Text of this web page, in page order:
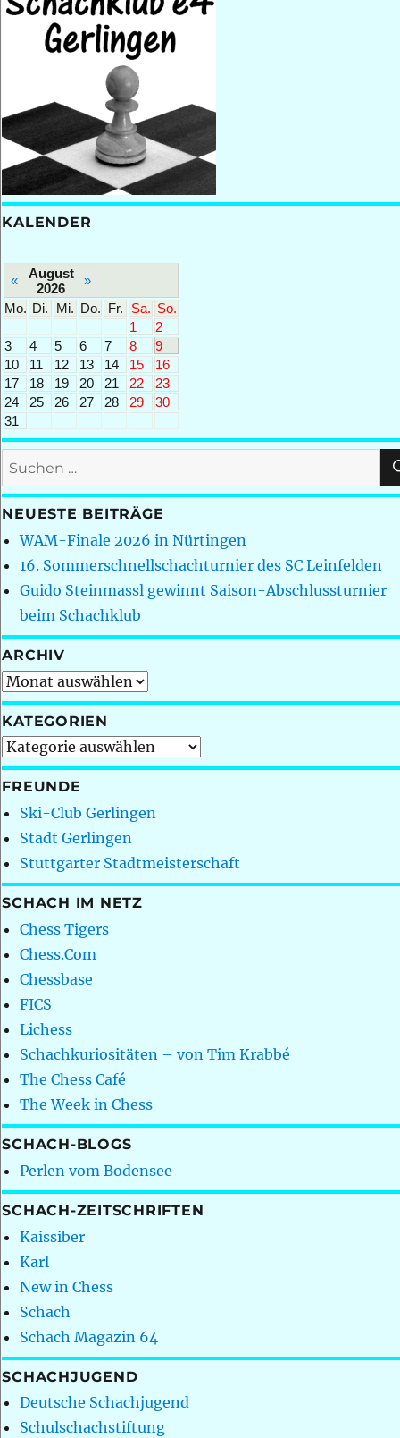
KALENDER
«
August
2026
»
Mo. Di. Mi. Do. Fr. Sa. So.
1
2
3
4 5 6 7 8
9
10
11 12 13 14 15
16
17
18 19 20 21 22
23
24
25 26 27 28 29
30
31
Suchen
nach:
NEUESTE BEITRÄGE
WAM-Finale 2026 in Nürtingen
16. Sommerschnellschachturnier des SC Leinfelden
Guido Steinmassl gewinnt Saison-Abschlussturnier
beim Schachklub
ARCHIV
Archiv
KATEGORIEN
Kategorien
FREUNDE
Ski-Club Gerlingen
Stadt Gerlingen
Stuttgarter Stadtmeisterschaft
SCHACH IM NETZ
Chess Tigers
Chess.Com
Chessbase
FICS
Lichess
Schachkuriositäten – von Tim Krabbé
The Chess Café
The Week in Chess
SCHACH-BLOGS
Perlen vom Bodensee
SCHACH-ZEITSCHRIFTEN
Kaissiber
Karl
New in Chess
Schach
Schach Magazin 64
SCHACHJUGEND
Deutsche Schachjugend
Schulschachstiftung